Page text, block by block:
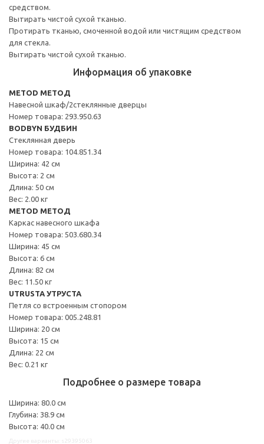
средством.
Вытирать чистой сухой тканью.
Протирать тканью, смоченной водой или чистящим средством
для стекла.
Вытирать чистой сухой тканью.
Информация об упаковке
METOD МЕТОД
Навесной шкаф/2стеклянные дверцы
Номер товара: 293.950.63
BODBYN БУДБИН
Стеклянная дверь
Номер товара: 104.851.34
Ширина: 42 см
Высота: 2 см
Длина: 50 см
Вес: 2.00 кг
METOD МЕТОД
Каркас навесного шкафа
Номер товара: 503.680.34
Ширина: 45 см
Высота: 6 см
Длина: 82 см
Вес: 11.50 кг
UTRUSTA УТРУСТА
Петля со встроенным стопором
Номер товара: 005.248.81
Ширина: 20 см
Высота: 15 см
Длина: 22 см
Вес: 0.21 кг
Подробнее о размере товара
Ширина: 80.0 см
Глубина: 38.9 см
Высота: 40.0 см